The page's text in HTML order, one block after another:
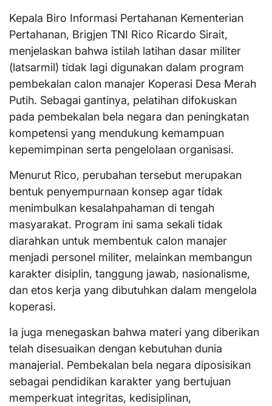
Kepala Biro Informasi Pertahanan Kementerian
Pertahanan, Brigjen TNI Rico Ricardo Sirait,
menjelaskan bahwa istilah latihan dasar militer
(latsarmil) tidak lagi digunakan dalam program
pembekalan calon manajer Koperasi Desa Merah
Putih. Sebagai gantinya, pelatihan difokuskan
pada pembekalan bela negara dan peningkatan
kompetensi yang mendukung kemampuan
kepemimpinan serta pengelolaan organisasi.
Menurut Rico, perubahan tersebut merupakan
bentuk penyempurnaan konsep agar tidak
menimbulkan kesalahpahaman di tengah
masyarakat. Program ini sama sekali tidak
diarahkan untuk membentuk calon manajer
menjadi personel militer, melainkan membangun
karakter disiplin, tanggung jawab, nasionalisme,
dan etos kerja yang dibutuhkan dalam mengelola
koperasi.
Ia juga menegaskan bahwa materi yang diberikan
telah disesuaikan dengan kebutuhan dunia
manajerial. Pembekalan bela negara diposisikan
sebagai pendidikan karakter yang bertujuan
memperkuat integritas, kedisiplinan,